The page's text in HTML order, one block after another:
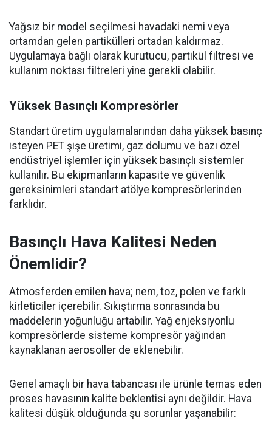
Yağsız bir model seçilmesi havadaki nemi veya
ortamdan gelen partikülleri ortadan kaldırmaz.
Uygulamaya bağlı olarak kurutucu, partikül filtresi ve
kullanım noktası filtreleri yine gerekli olabilir.
Yüksek Basınçlı Kompresörler
Standart üretim uygulamalarından daha yüksek basınç
isteyen PET şişe üretimi, gaz dolumu ve bazı özel
endüstriyel işlemler için yüksek basınçlı sistemler
kullanılır. Bu ekipmanların kapasite ve güvenlik
gereksinimleri standart atölye kompresörlerinden
farklıdır.
Basınçlı Hava Kalitesi Neden
Önemlidir?
Atmosferden emilen hava; nem, toz, polen ve farklı
kirleticiler içerebilir. Sıkıştırma sonrasında bu
maddelerin yoğunluğu artabilir. Yağ enjeksiyonlu
kompresörlerde sisteme kompresör yağından
kaynaklanan aerosoller de eklenebilir.
Genel amaçlı bir hava tabancası ile ürünle temas eden
proses havasının kalite beklentisi aynı değildir. Hava
kalitesi düşük olduğunda şu sorunlar yaşanabilir: